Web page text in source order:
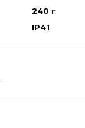
240 г
IP41